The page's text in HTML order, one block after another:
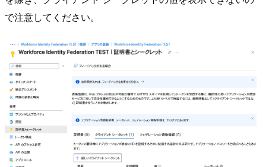
で注意してください。